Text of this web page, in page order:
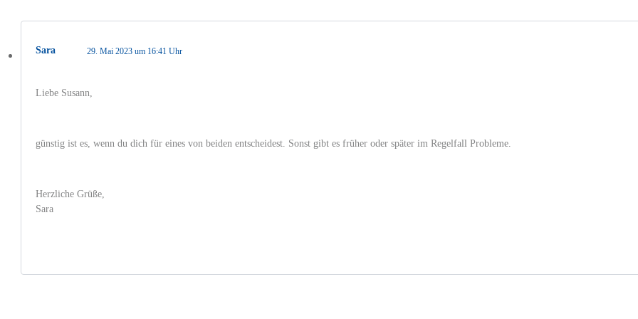
Sara 29. Mai 2023 um 16:41 Uhr
Liebe Susann,
günstig ist es, wenn du dich für eines von beiden entscheidest. Sonst gibt es früher oder später im Regelfall Probleme.
Herzliche Grüße,
Sara